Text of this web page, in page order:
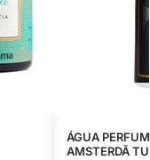
ÁGUA
AMSTERDÃ